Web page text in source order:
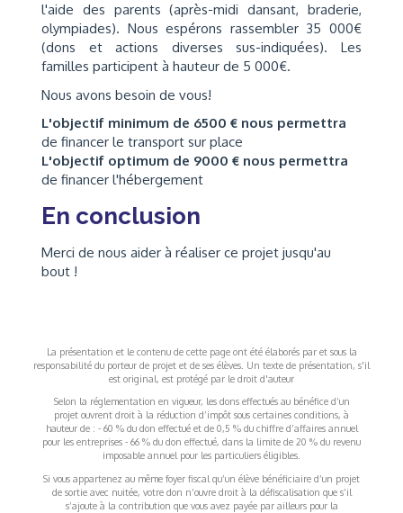
l'aide des parents (après-midi dansant, braderie,
olympiades). Nous espérons rassembler 35 000€
(dons et actions diverses sus-indiquées). Les
familles participent à hauteur de 5 000€.
Nous avons besoin de vous!
L'objectif minimum de 6500 € nous permettra
de financer le transport sur place
L'objectif optimum de 9000 € nous permettra
de financer l'hébergement
En conclusion
Merci de nous aider à réaliser ce projet jusqu'au
bout !
La présentation et le contenu de cette page ont été élaborés par et sous la
responsabilité du porteur de projet et de ses élèves. Un texte de présentation, s'il
est original, est protégé par le droit d'auteur
Selon la réglementation en vigueur, les dons effectués au bénéfice d’un
projet ouvrent droit à la réduction d’impôt sous certaines conditions, à
hauteur de : - 60 % du don effectué et de 0,5 % du chiffre d’affaires annuel
pour les entreprises - 66 % du don effectué, dans la limite de 20 % du revenu
imposable annuel pour les particuliers éligibles.
Si vous appartenez au même foyer fiscal qu’un élève bénéficiaire d’un projet
de sortie avec nuitée, votre don n’ouvre droit à la défiscalisation que s’il
s’ajoute à la contribution que vous avez payée par ailleurs pour la